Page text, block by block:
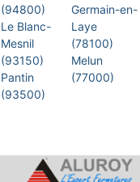
(94800)
Le Blanc-
Mesnil
(93150)
Pantin
(93500)
Germain-en-
Laye
(78100)
Melun
(77000)